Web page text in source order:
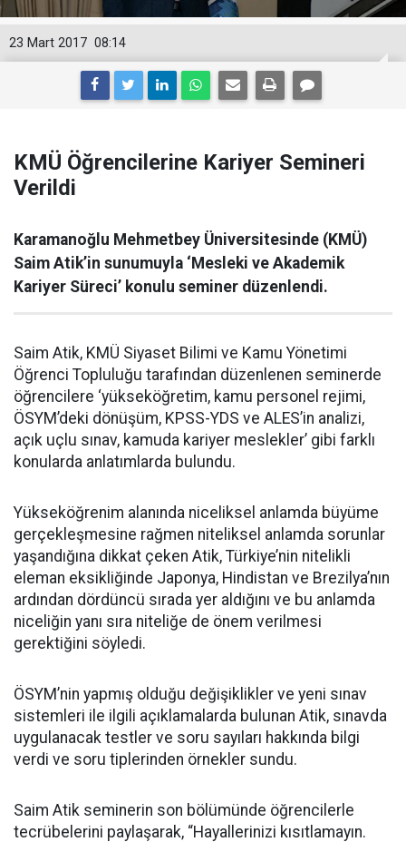
08:14
23 Mart 2017
KMÜ Öğrencilerine Kariyer Semineri
Verildi
Karamanoğlu Mehmetbey Üniversitesinde (KMÜ)
Saim Atik’in sunumuyla ‘Mesleki ve Akademik
Kariyer Süreci’ konulu seminer düzenlendi.
Saim Atik, KMÜ Siyaset Bilimi ve Kamu Yönetimi
Öğrenci Topluluğu tarafından düzenlenen seminerde
öğrencilere ‘yükseköğretim, kamu personel rejimi,
ÖSYM’deki dönüşüm, KPSS-YDS ve ALES’in analizi,
açık uçlu sınav, kamuda kariyer meslekler’ gibi farklı
konularda anlatımlarda bulundu.
Yükseköğrenim alanında niceliksel anlamda büyüme
gerçekleşmesine rağmen niteliksel anlamda sorunlar
yaşandığına dikkat çeken Atik, Türkiye’nin nitelikli
eleman eksikliğinde Japonya, Hindistan ve Brezilya’nın
ardından dördüncü sırada yer aldığını ve bu anlamda
niceliğin yanı sıra niteliğe de önem verilmesi
gerektiğini söyledi.
ÖSYM’nin yapmış olduğu değişiklikler ve yeni sınav
sistemleri ile ilgili açıklamalarda bulunan Atik, sınavda
uygulanacak testler ve soru sayıları hakkında bilgi
verdi ve soru tiplerinden örnekler sundu.
Saim Atik seminerin son bölümünde öğrencilerle
tecrübelerini paylaşarak, “Hayallerinizi kısıtlamayın.